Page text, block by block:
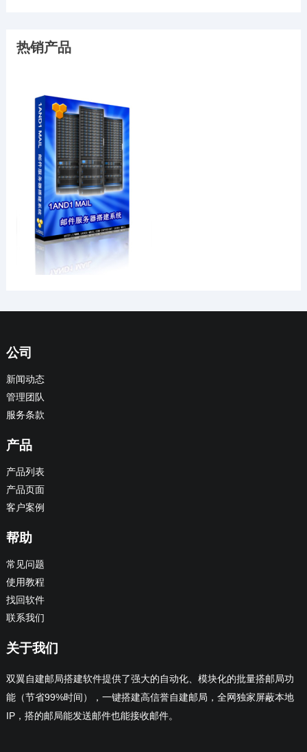
热销产品
公司
新闻动态
管理团队
服务条款
产品
产品列表
产品页面
客户案例
帮助
常见问题
使用教程
找回软件
联系我们
关于我们
双翼自建邮局搭建软件提供了强大的自动化、模块化的批量搭邮局功
能（节省99%时间），一键搭建高信誉自建邮局，全网独家屏蔽本地
IP，搭的邮局能发送邮件也能接收邮件。